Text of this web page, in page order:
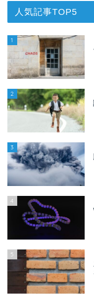
人気記事TOP5
1
2
3
4
5